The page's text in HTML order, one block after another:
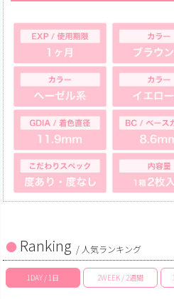
Ranking / 人気ランキング
1DAY / 1日 2WEEK / 2週間